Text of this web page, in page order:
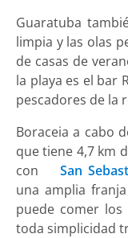
Guaratuba
limpia y las olas
de casas de
la playa es el bar
pescadores de la
Boraceia a cabo
que tiene 4,7 km
con
San
una amplia
puede comer los
toda simplicidad